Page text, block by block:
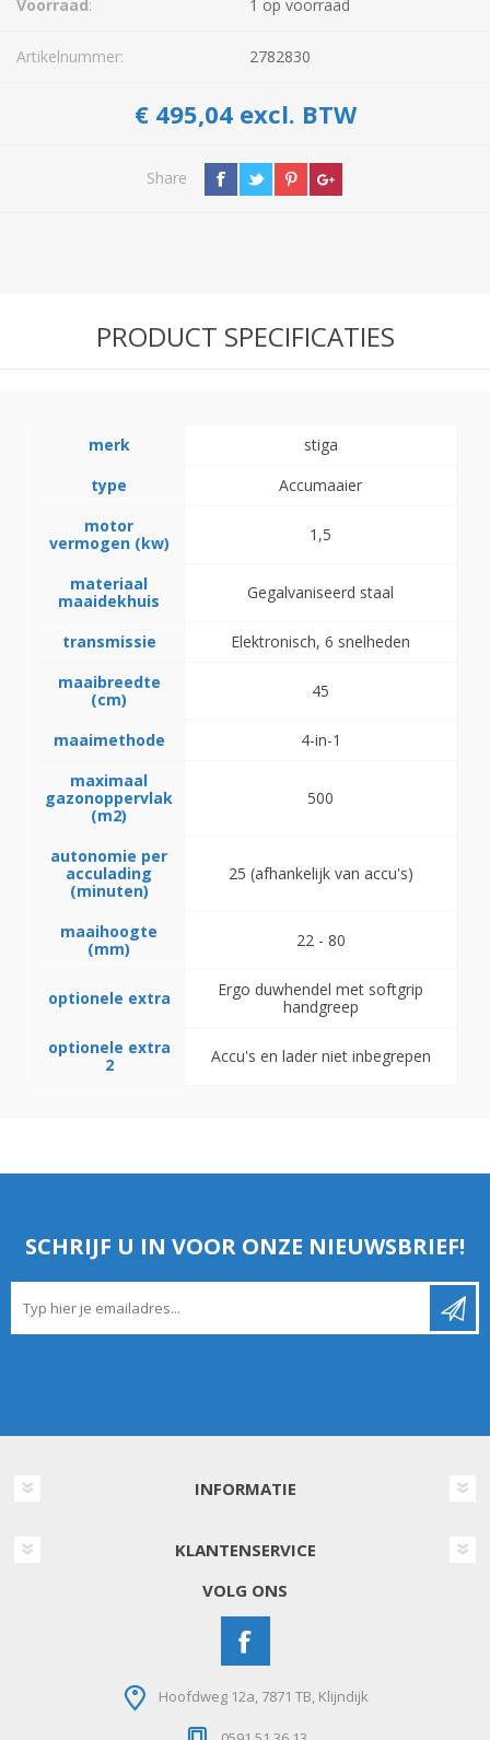
Voorraad: 1 op voorraad
Artikelnummer: 2782830
€ 495,04 excl. BTW
Share
PRODUCT SPECIFICATIES
merk
stiga
type
Accumaaier
motor
vermogen (kw)
1,5
materiaal
maaidekhuis
Gegalvaniseerd staal
transmissie
Elektronisch, 6 snelheden
maaibreedte
(cm)
45
maaimethode
4-in-1
maximaal
gazonoppervlak
(m2)
500
autonomie per
acculading
(minuten)
25 (afhankelijk van accu's)
maaihoogte
(mm)
22 - 80
optionele extra
Ergo duwhendel met softgrip
handgreep
optionele extra
2
Accu's en lader niet inbegrepen
SCHRIJF U IN VOOR ONZE NIEUWSBRIEF!
INFORMATIE
KLANTENSERVICE
VOLG ONS
Hoofdweg 12a, 7871 TB, Klijndijk